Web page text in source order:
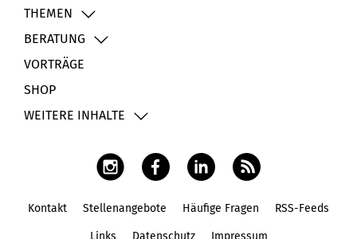
THEMEN
BERATUNG
VORTRÄGE
SHOP
WEITERE INHALTE
Kontakt Stellenangebote Häufige Fragen RSS-Feeds